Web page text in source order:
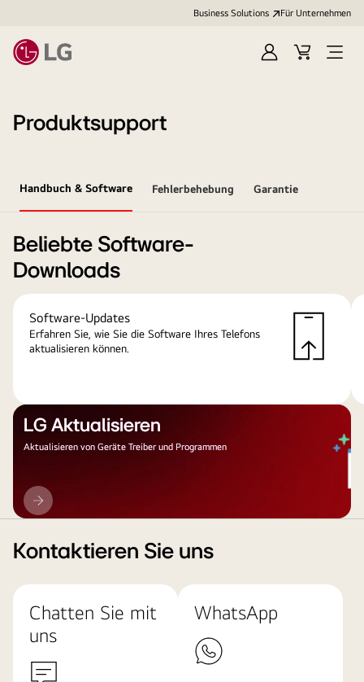
Business Solutions Für Unternehmen
Anmelden
Cart
Open
Produktsupport
Handbuch & Software Fehlerbehebung Garantie
Beliebte Software-
Downloads
Software-Updates
Erfahren Sie, wie Sie die Software Ihres Telefons
aktualisieren können.
LG Aktualisieren
Aktualisieren von Geräte Treiber und Programmen
LG
Aktualisieren
Kontaktieren Sie uns
Chatten Sie mit
uns
WhatsApp